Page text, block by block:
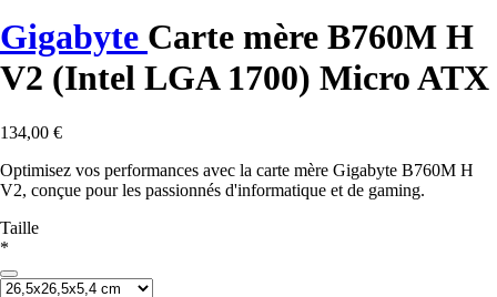
Gigabyte Carte mère B760M H
V2 (Intel LGA 1700) Micro ATX
134,00 €
Optimisez vos performances avec la carte mère Gigabyte B760M H
V2, conçue pour les passionnés d'informatique et de gaming.
Taille
*